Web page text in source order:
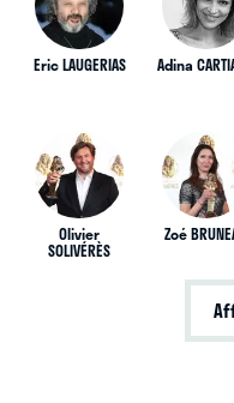
Eric LAUGERIAS Adina
Olivier
SOLIVÉRÈS
Zoé